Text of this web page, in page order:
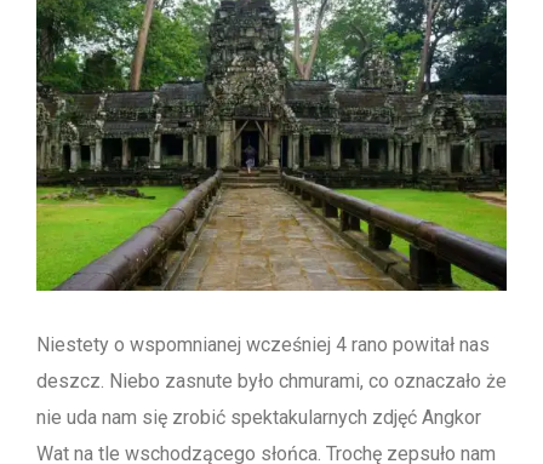
Niestety o wspomnianej wcześniej 4 rano powitał nas
deszcz. Niebo zasnute było chmurami, co oznaczało że
nie uda nam się zrobić spektakularnych zdjęć Angkor
Wat na tle wschodzącego słońca. Trochę zepsuło nam